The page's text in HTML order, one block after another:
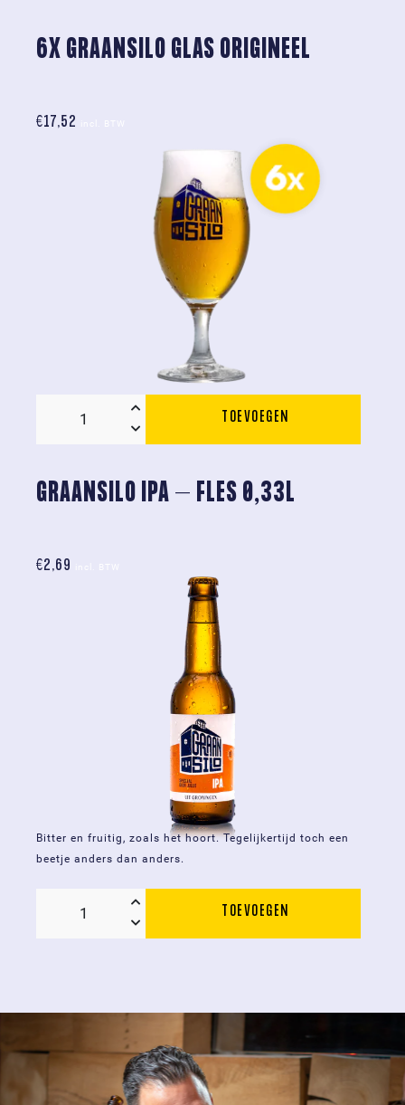
6X GRAANSILO GLAS ORIGINEEL
€17,52
Origineel
TOEVOEGEN
GRAANSILO IPA – FLES 0,33L
€2,69
Bitter en fruitig, zoals het hoort. Tegelijkertijd toch een
beetje anders dan anders.
Graansilo
TOEVOEGEN